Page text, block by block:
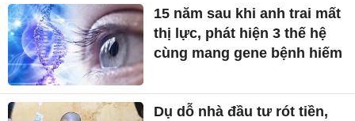
15 năm sau khi anh trai mất
thị lực, phát hiện 3 thế hệ
cùng mang gene bệnh hiếm
Dụ dỗ nhà đầu tư rót tiền,